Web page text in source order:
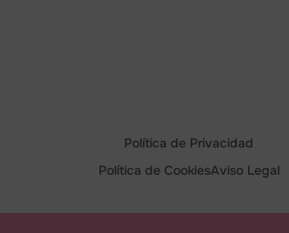
Política de Privacidad
Política de CookiesAviso Legal